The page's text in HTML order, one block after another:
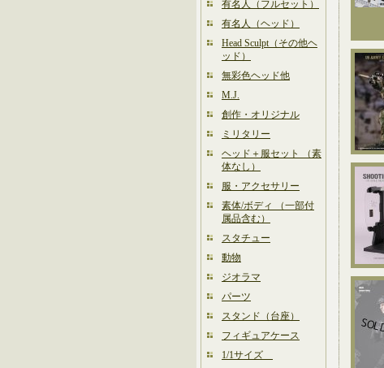
有名人（フルセット）
有名人（ヘッド）
Head Sculpt（その他ヘ
ッド）
無彩色ヘッド他
M.J.
創作・オリジナル
ミリタリー
ヘッド＋服セット （素
体なし）
服・アクセサリー
素体/ボディ （一部付
属品含む）
スタチュー
動物
ジオラマ
パーツ
スタンド（台座）
フィギュアケース
1/1サイズ